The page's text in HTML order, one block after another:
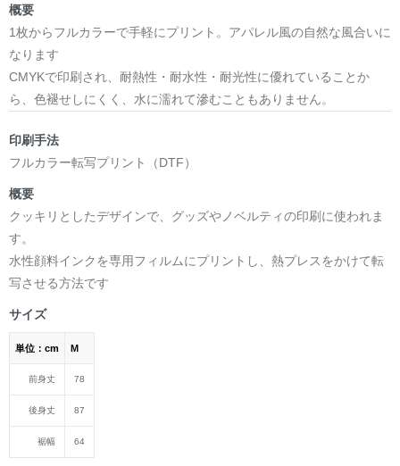
概要
1枚からフルカラーで手軽にプリント。アパレル風の自然な風合いに
なります
CMYKで印刷され、耐熱性・耐水性・耐光性に優れていることか
ら、色褪せしにくく、水に濡れて滲むこともありません。
印刷手法
フルカラー転写プリント（DTF）
概要
クッキリとしたデザインで、グッズやノベルティの印刷に使われま
す。
水性顔料インクを専用フィルムにプリントし、熱プレスをかけて転
写させる方法です
サイズ
単位：cm M
前身丈 78
後身丈 87
裾幅 64